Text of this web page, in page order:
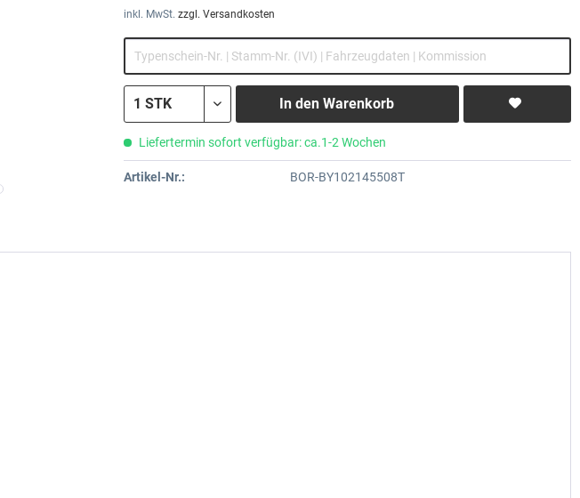
inkl. MwSt. zzgl. Versandkosten
In den Warenkorb
Liefertermin sofort verfügbar: ca.1-2 Wochen
Artikel-Nr.: BOR-BY102145508T